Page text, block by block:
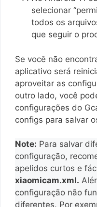
selecionar
todos os
que seguir o
Se você não
aplicativo será
aproveitar as
outro lado, você
configurações do
configs para salvar
Note: Para salvar
configuração,
apelidos curtos e
xiaomicam.xml.
configuração não
diferentes. Por